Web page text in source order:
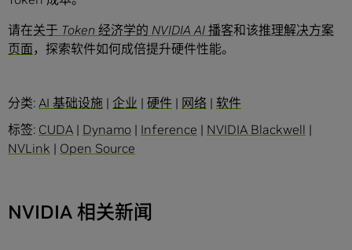
请在关于 Token 经济学的 NVIDIA AI 播客和该推理解决方案
页面， 探索软件如何成倍提升硬件性能。
分类: AI 基础设施 | 企业 | 硬件 | 网络 | 软件
标签: CUDA | Dynamo | Inference | NVIDIA Blackwell |
NVLink | Open Source
NVIDIA 相关新闻